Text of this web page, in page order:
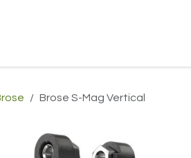
Brose S-Mag Vertical